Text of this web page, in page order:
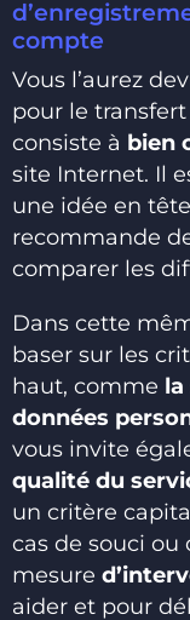
compte
Vous l’aurez
pour le
consiste à bien
site Internet. Il
une idée en
recommande
comparer les
Dans cette
baser sur les
haut, comme
données
vous invite
qualité du
un critère
cas de souci ou
mesure
aider et pour